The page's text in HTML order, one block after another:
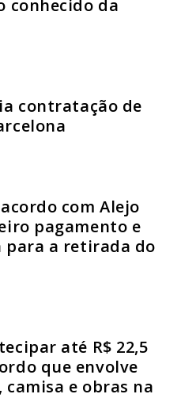
conhecido da
contratação de
com Alejo
pagamento e
para a retirada do
até R$ 22,5
que envolve
e obras na